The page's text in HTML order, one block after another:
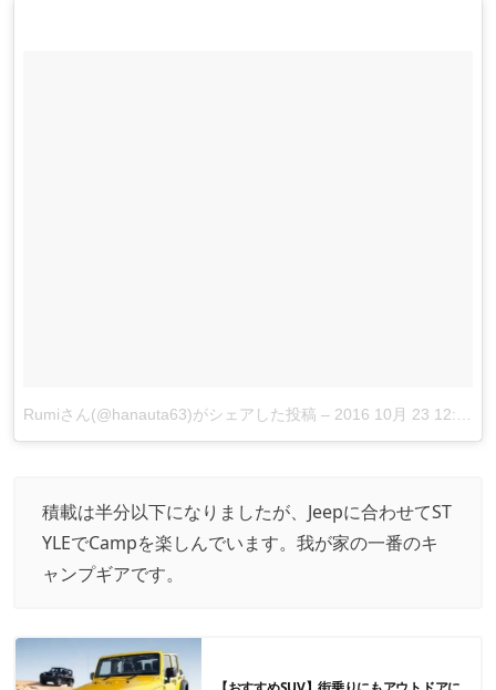
Rumiさん(@hanauta63)がシェアした投稿 – 2016 10月 23 12:52午前 PDT
積載は半分以下になりましたが、Jeepに合わせてST
YLEでCampを楽しんでいます。我が家の一番のキ
ャンプギアです。